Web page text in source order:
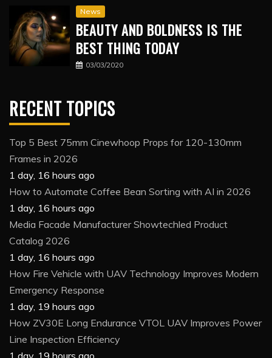
News
BEAUTY AND BOLDNESS IS THE
BEST THING TODAY
03/03/2020
RECENT TOPICS
Top 5 Best 75mm Cinewhoop Props for 120-130mm
Frames in 2026
1 day, 16 hours ago
How to Automate Coffee Bean Sorting with AI in 2026
1 day, 16 hours ago
Media Facade Manufacturer Showtechled Product
Catalog 2026
1 day, 16 hours ago
How Fire Vehicle with UAV Technology Improves Modern
Emergency Response
1 day, 19 hours ago
How ZV30E Long Endurance VTOL UAV Improves Power
Line Inspection Efficiency
1 day, 19 hours ago